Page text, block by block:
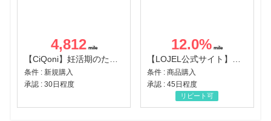
4,812
条件 : 新規購入
承認 : 30日程度
12.0%
条件 : 商品購入
承認 : 45日程度
リピート可